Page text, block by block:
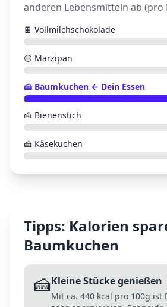
anderen Lebensmitteln ab (pro
🍫 Vollmilchschokolade
🟡 Marzipan
🍰 Baumkuchen ← Dein Essen
🍰 Bienenstich
🍰 Käsekuchen
Tipps: Kalorien
Baumkuchen
🍰Kleine Stücke genießen
Mit ca. 440 kcal pro 100g ist